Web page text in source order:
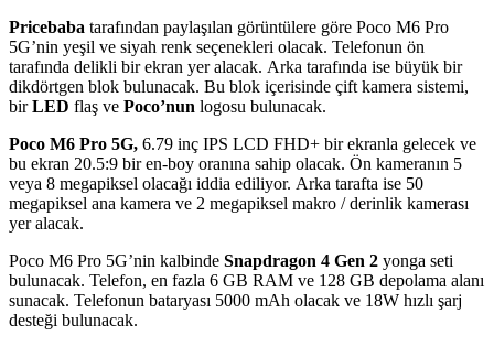
Pricebaba tarafından paylaşılan görüntülere göre Poco M6 Pro
5G’nin yeşil ve siyah renk seçenekleri olacak. Telefonun ön
tarafında delikli bir ekran yer alacak. Arka tarafında ise büyük bir
dikdörtgen blok bulunacak. Bu blok içerisinde çift kamera sistemi,
birLED flaş ve Poco’nun logosu bulunacak.
Poco M6 Pro 5G, 6.79 inç IPS LCD FHD+ bir ekranla gelecek ve
bu ekran 20.5:9 bir en-boy oranına sahip olacak. Ön kameranın 5
veya 8 megapiksel olacağı iddia ediliyor. Arka tarafta ise 50
megapiksel ana kamera ve 2 megapiksel makro / derinlik kamerası
yer alacak.
Poco M6 Pro 5G’nin kalbinde Snapdragon 4 Gen 2 yonga seti
bulunacak. Telefon, en fazla 6 GB RAM ve 128 GB depolama alanı
sunacak. Telefonun bataryası 5000 mAh olacak ve 18W hızlı şarj
desteği bulunacak.